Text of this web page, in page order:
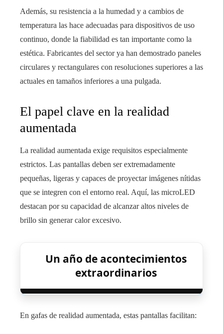
Además, su resistencia a la humedad y a cambios de
temperatura las hace adecuadas para dispositivos de uso
continuo, donde la fiabilidad es tan importante como la
estética. Fabricantes del sector ya han demostrado paneles
circulares y rectangulares con resoluciones superiores a las
actuales en tamaños inferiores a una pulgada.
El papel clave en la realidad
aumentada
La realidad aumentada exige requisitos especialmente
estrictos. Las pantallas deben ser extremadamente
pequeñas, ligeras y capaces de proyectar imágenes nítidas
que se integren con el entorno real. Aquí, las microLED
destacan por su capacidad de alcanzar altos niveles de
brillo sin generar calor excesivo.
Un año de acontecimientos
extraordinarios
En gafas de realidad aumentada, estas pantallas facilitan: